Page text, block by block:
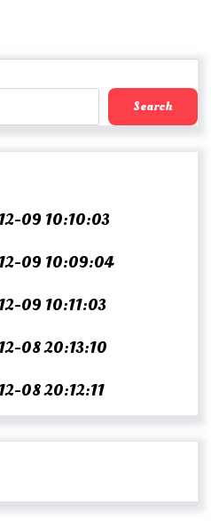
Search
09 10:10:03
09 10:09:04
09 10:11:03
08 20:13:10
08 20:12:11